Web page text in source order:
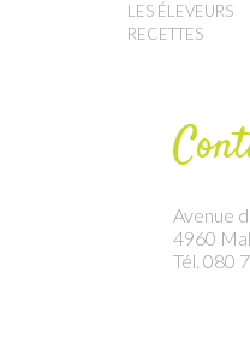
LES ÉLEVEURS
RECETTES
Avenue
4960
Tél. 080